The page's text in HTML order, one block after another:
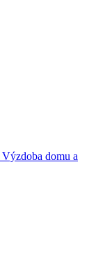
Výzdoba domu a